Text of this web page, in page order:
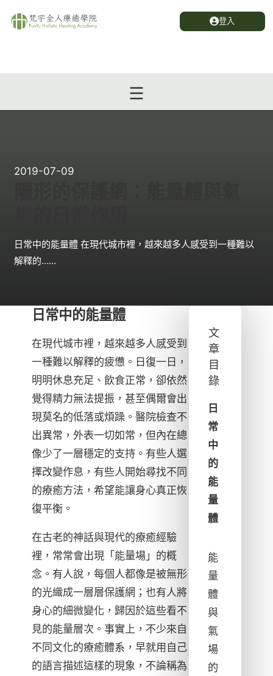
登入
2019-07-09
日常中的能量體 在現代城市裡，越來越多人感受到一種難以
解釋的…...
日常中的能量體
在現代城市裡，越來越多人感受到
一種難以解釋的疲憊。日復一日，
明明休息充足、飲食正常，卻依然
覺得精力無法提振，甚至偶爾會出
現莫名的低落或煩躁。醫院檢查不
出異常，外表一切如常，但內在總
像少了一層穩定的支持。有些人選
擇改變作息，有些人開始尋找不同
的療癒方法，希望能讓身心真正恢
復平衡。
在古老的神話與現代的療癒經驗
裡，常常會出現「能量場」的概
念。有人說，每個人都像是被無形
的光織成一層層保護網；也有人將
身心的細微變化，歸因於這些看不
見的能量層次。事實上，不少來自
不同文化的療癒體系，早就用自己
的語言描述這樣的現象，不論稱為
文
章
目
錄
日
常
中
的
能
量
體
能
量
體
與
氣
場
的